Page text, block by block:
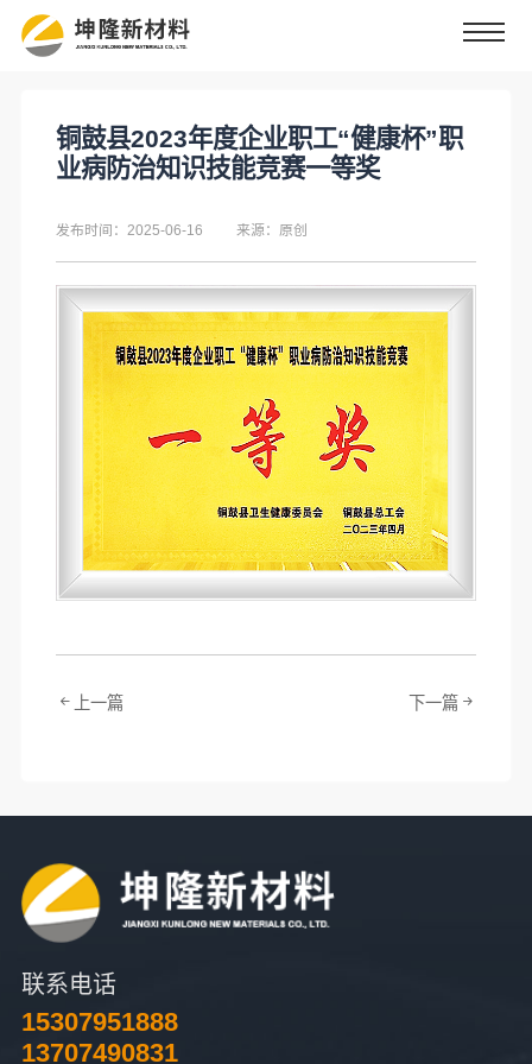
铜鼓县2023年度企业职工“健康杯”职
业病防治知识技能竞赛一等奖
发布时间：2025-06-16 来源：原创
上一篇 下一篇
联系电话
15307951888
13707490831